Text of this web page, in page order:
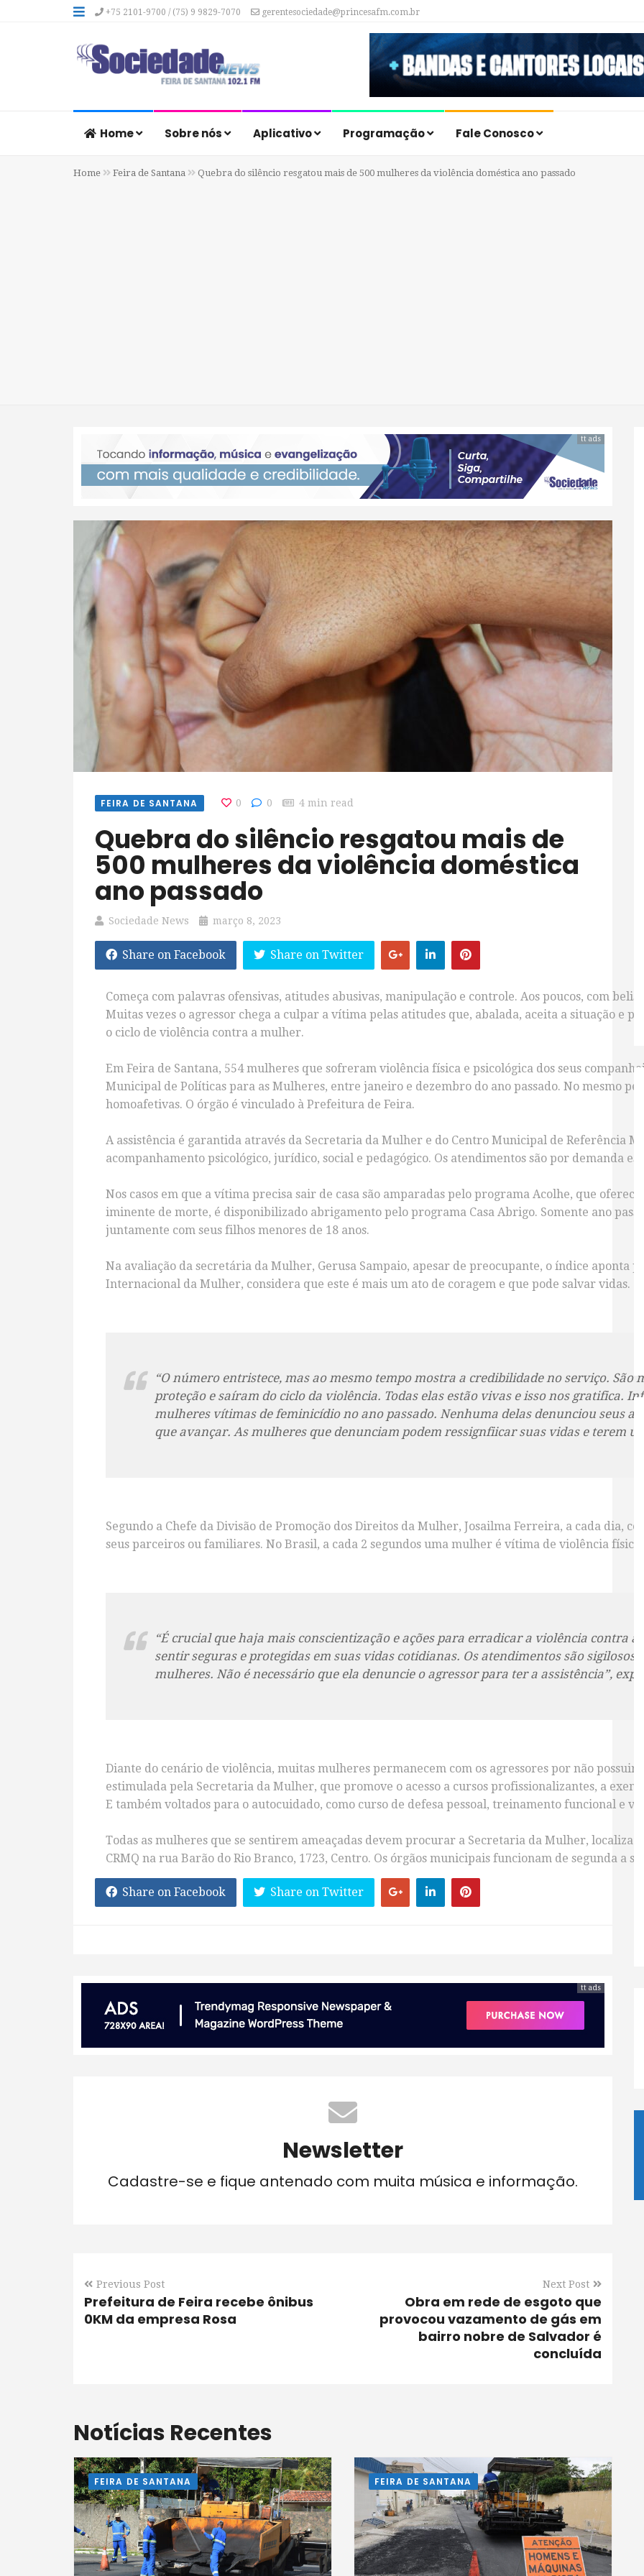
+75 2101-9700 / (75) 9 9829-7070 gerentesociedade@princesafm.com.br
Home Sobre nós Aplicativo Programação Fale Conosco
Home Feira de Santana Quebra do silêncio resgatou mais de 500 mulheres da violência doméstica ano passado
tt ads
FEIRA DE SANTANA 0 0 4 min read
Quebra do silêncio resgatou mais de
500 mulheres da violência doméstica
ano passado
Sociedade News março 8, 2023
Share on Facebook Share on Twitter
Começa com palavras ofensivas, atitudes abusivas, manipulação e controle. Aos poucos, com
Muitas vezes o agressor chega a culpar a vítima pelas atitudes que, abalada, aceita a situação e
o ciclo de violência contra a mulher.
Em Feira de Santana, 554 mulheres que sofreram violência física e psicológica dos seus
Municipal de Políticas para as Mulheres, entre janeiro e dezembro do ano passado. No mesmo
homoafetivas. O órgão é vinculado à Prefeitura de Feira.
A assistência é garantida através da Secretaria da Mulher e do Centro Municipal de Referência
acompanhamento psicológico, jurídico, social e pedagógico. Os atendimentos são por demanda
Nos casos em que a vítima precisa sair de casa são amparadas pelo programa Acolhe, que
iminente de morte, é disponibilizado abrigamento pelo programa Casa Abrigo. Somente ano
juntamente com seus filhos menores de 18 anos.
Na avaliação da secretária da Mulher, Gerusa Sampaio, apesar de preocupante, o índice aponta
Internacional da Mulher, considera que este é mais um ato de coragem e que pode salvar vidas.
“O número entristece, mas ao mesmo tempo mostra a credibilidade no serviço. São
proteção e saíram do ciclo da violência. Todas elas estão vivas e isso nos gratifica.
mulheres vítimas de feminicídio no ano passado. Nenhuma delas denunciou seus
que avançar. As mulheres que denunciam podem ressignfiicar suas vidas e terem
Segundo a Chefe da Divisão de Promoção dos Direitos da Mulher, Josailma Ferreira, a cada dia,
seus parceiros ou familiares. No Brasil, a cada 2 segundos uma mulher é vítima de violência
“É crucial que haja mais conscientização e ações para erradicar a violência contra
sentir seguras e protegidas em suas vidas cotidianas. Os atendimentos são
mulheres. Não é necessário que ela denuncie o agressor para ter a assistência”,
Diante do cenário de violência, muitas mulheres permanecem com os agressores por não possuir
estimulada pela Secretaria da Mulher, que promove o acesso a cursos profissionalizantes, a
E também voltados para o autocuidado, como curso de defesa pessoal, treinamento funcional e
Todas as mulheres que se sentirem ameaçadas devem procurar a Secretaria da Mulher,
CRMQ na rua Barão do Rio Branco, 1723, Centro. Os órgãos municipais funcionam de segunda a
Share on Facebook Share on Twitter
tt ads
Newsletter
Cadastre-se e fique antenado com muita música e informação.
Previous Post
Prefeitura de Feira recebe ônibus
0KM da empresa Rosa
Next Post
Obra em rede de esgoto que
provocou vazamento de gás em
bairro nobre de Salvador é
concluída
Notícias Recentes
FEIRA DE SANTANA FEIRA DE SANTANA